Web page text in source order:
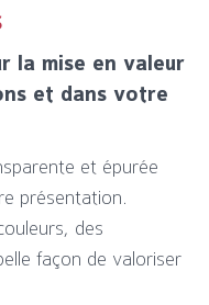
la mise en valeur
et dans votre
et épurée
présentation.
des
façon de valoriser